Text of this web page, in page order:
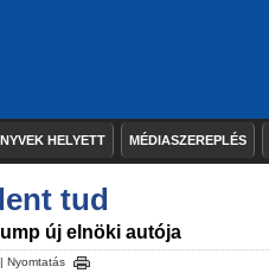
HELYETT MÉDIASZEREPLÉS
tud
új elnöki autója
Nyomtatás